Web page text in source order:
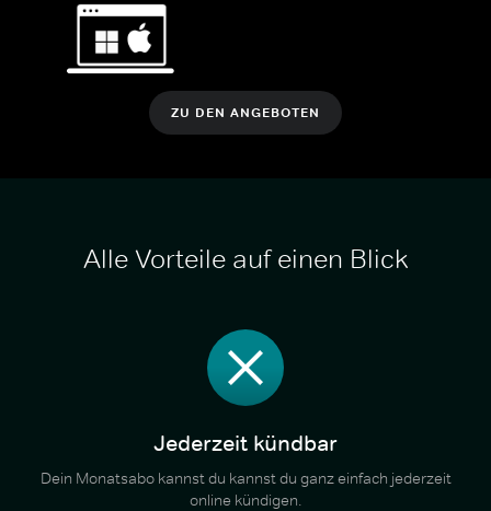
ZU DEN ANGEBOTEN
Alle Vorteile auf einen Blick
Jederzeit kündbar
Dein Monatsabo kannst du kannst du ganz einfach jederzeit
online kündigen.